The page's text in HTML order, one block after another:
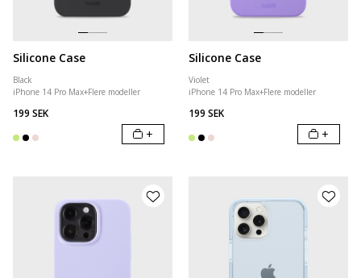
Silicone Case
Black
iPhone 14 Pro Max+Flere modeller
199 SEK
+
Silicone Case
Violet
iPhone 14 Pro Max+Flere modeller
199 SEK
+